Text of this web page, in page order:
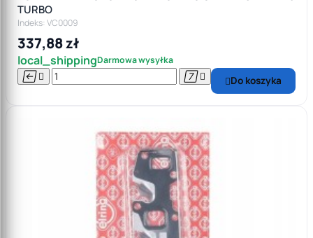
TURBO
Indeks: VC0009
337,88 zł
local_shippingDarmowa wysyłka
    Do koszyka